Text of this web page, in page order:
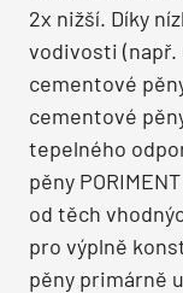
2x nižší. Díky
vodivosti (např.
cementové
cementové
tepelného
pěny
od těch
pro výplně
pěny primárně